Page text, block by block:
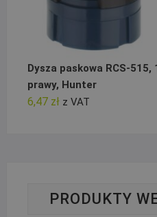
Dysza paskowa RCS-
prawy, Hunter
6,47 zł z VAT
PRODUKTY